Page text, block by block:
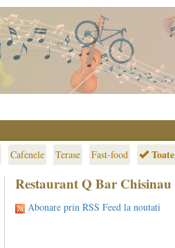
Cafenele Terase Fast-food Toate
Restaurant Q Bar Chisinau
Abonare prin RSS Feed la noutati